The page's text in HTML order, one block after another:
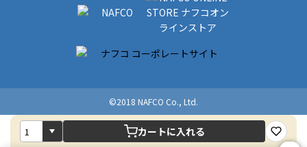
カートに入れる
のみの受け渡しとなります。（箱や納品書は付属しておりませ
ん）店舗で準備が出来次第、メールにてご連絡させていただきま
©2018 NAFCO Co., Ltd.